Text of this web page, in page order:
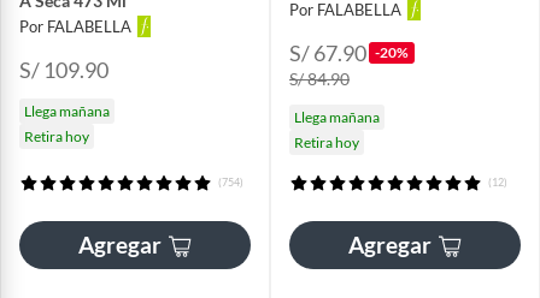
Por FALABELLA
S/ 109.90
Llega mañana
Retira hoy
(754)
Agregar
Por FALABELLA
S/ 67.90 -20%
S/ 84.90
Llega mañana
Retira hoy
(12)
Agregar